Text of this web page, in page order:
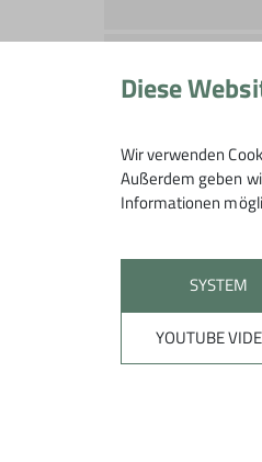
30.10.2026
Diese
Wir verwenden
Außerdem geben
Informationen
SYSTEM
YOUTUBE